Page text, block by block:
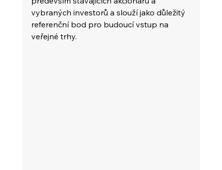
vybraných investorů a slouží jako důležitý
referenční bod pro budoucí vstup na
veřejné trhy.